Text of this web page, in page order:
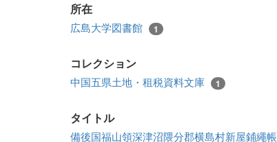
所在
広島大学図書館 1
コレクション
中国五県土地・租税資料文庫 1
タイトル
備後国福山領深津沼隈分郡横島村新屋鋪繩帳